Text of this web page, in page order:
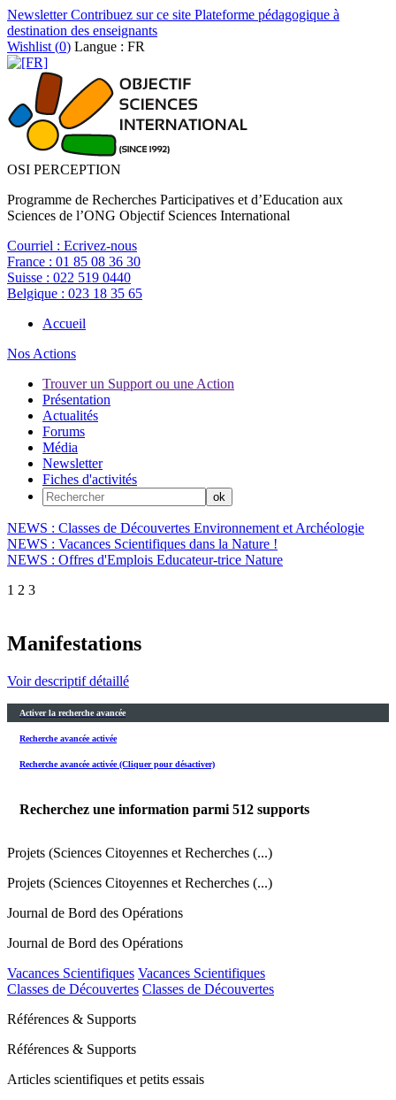
NewsletterContribuez sur ce site Plateforme pédagogique à
destination des enseignants
Wishlist (0) Langue : FR
OSI PERCEPTION
Programme de Recherches Participatives et d’Education aux
Sciences de l’ONG Objectif Sciences International
Courriel : Ecrivez-nous
France : 01 85 08 36 30
Suisse : 022 519 0440
Belgique : 023 18 35 65
Accueil
Nos Actions
Trouver un Support ou une Action
Présentation
Actualités
Forums
Média
Newsletter
Fiches d'activités
NEWS : Classes de Découvertes Environnement et Archéologie
NEWS : Vacances Scientifiques dans la Nature !
NEWS : Offres d'Emplois Educateur-trice Nature
1 2 3
Manifestations
Voir descriptif détaillé
Activer la recherche avancée
Recherche avancée activée
Recherche avancée activée (Cliquer pour désactiver)
Recherchez une information parmi 512 supports
Projets (Sciences Citoyennes et Recherches (...)
Projets (Sciences Citoyennes et Recherches (...)
Journal de Bord des Opérations
Journal de Bord des Opérations
Vacances Scientifiques Vacances Scientifiques
Classes de Découvertes Classes de Découvertes
Références & Supports
Références & Supports
Articles scientifiques et petits essais